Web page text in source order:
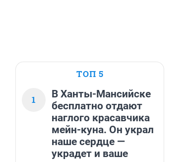
ТОП 5
1
В Ханты-Мансийске
бесплатно отдают
наглого красавчика
мейн-куна. Он украл
наше сердце —
украдет и ваше